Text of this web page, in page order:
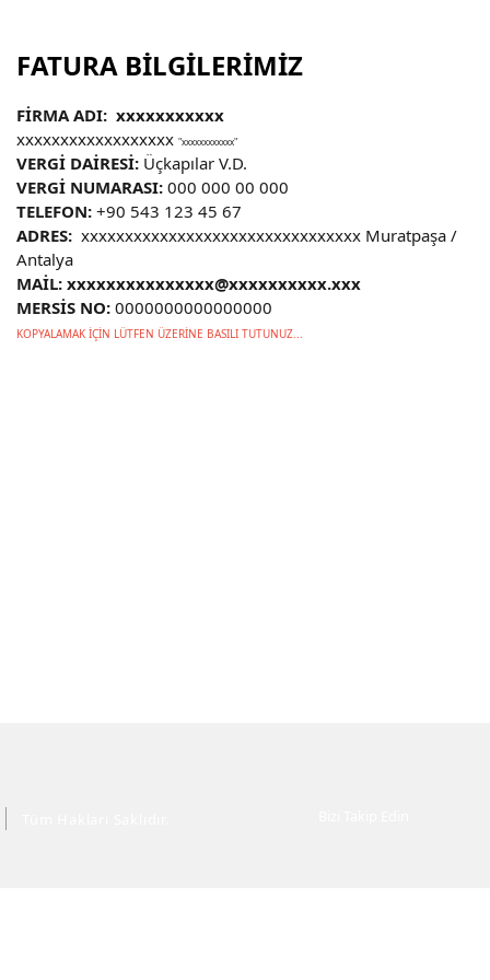
FATURA BİLGİLERİMİZ
FİRMA ADI: xxxxxxxxxxx
xxxxxxxxxxxxxxxxxx "xxxxxxxxxxxx"
VERGİ DAİRESİ: Üçkapılar V.D.
VERGİ NUMARASI: 000 000 00 000
TELEFON: +90 543 123 45 67
ADRES: xxxxxxxxxxxxxxxxxxxxxxxxxxxxxxxx Muratpaşa /
Antalya
MAİL: xxxxxxxxxxxxxxx@xxxxxxxxxx.xxx
MERSİS NO: 0000000000000000
KOPYALAMAK İÇİN LÜTFEN ÜZERİNE BASILI TUTUNUZ...